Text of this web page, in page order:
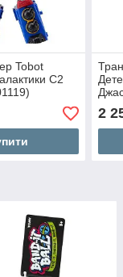
Tobot
С2
2